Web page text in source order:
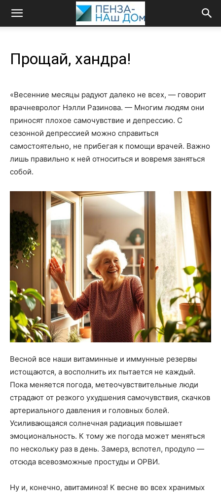
Прощай, хандра!
«Весенние месяцы радуют далеко не всех, — говорит
врач­невролог Нэлли Разинова. — Многим людям они
приносят плохое самочувствие и депрессию. С
сезонной депрессией можно справиться
самостоятельно, не прибегая к помощи врачей. Важно
лишь правильно к ней относиться и вовремя заняться
собой.
Весной все наши витаминные и иммунные резервы
истощаются, а восполнить их пытается не каждый.
Пока меняется погода, метеочувствительные люди
страдают от резкого ухудшения самочувствия, скачков
артериального давления и головных болей.
Усиливающаяся солнечная радиация повышает
эмоциональность. К тому же погода может меняться
по нескольку раз в день. Замерз, вспотел, продуло —
отсюда всевозможные простуды и ОРВИ.
Ну и, конечно, авитаминоз! К весне во всех хранимых